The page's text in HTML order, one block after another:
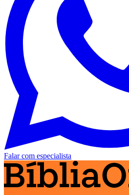
Falar com especialista